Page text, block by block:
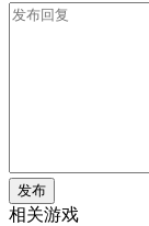
发布
相关游戏